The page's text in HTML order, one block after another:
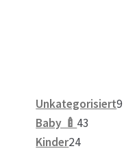
Unkategorisiert9
Baby 🍼 43
Kinder2424